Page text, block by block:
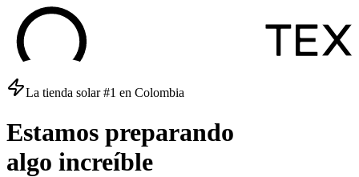
La tienda solar #1 en Colombia
Estamos preparando
algo increíble